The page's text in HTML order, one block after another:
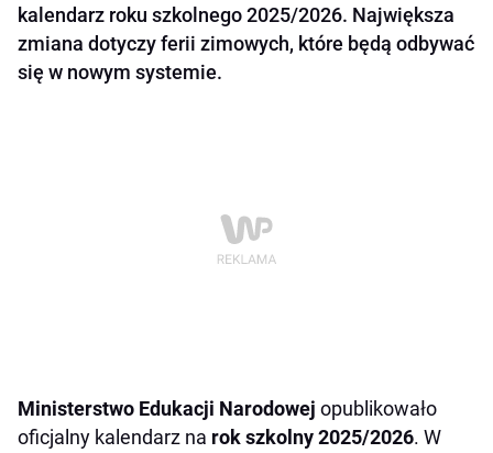
kalendarz roku szkolnego 2025/2026. Największa
zmiana dotyczy ferii zimowych, które będą odbywać
się w nowym systemie.
Ministerstwo Edukacji Narodowej opublikowało
oficjalny kalendarz na rok szkolny 2025/2026. W